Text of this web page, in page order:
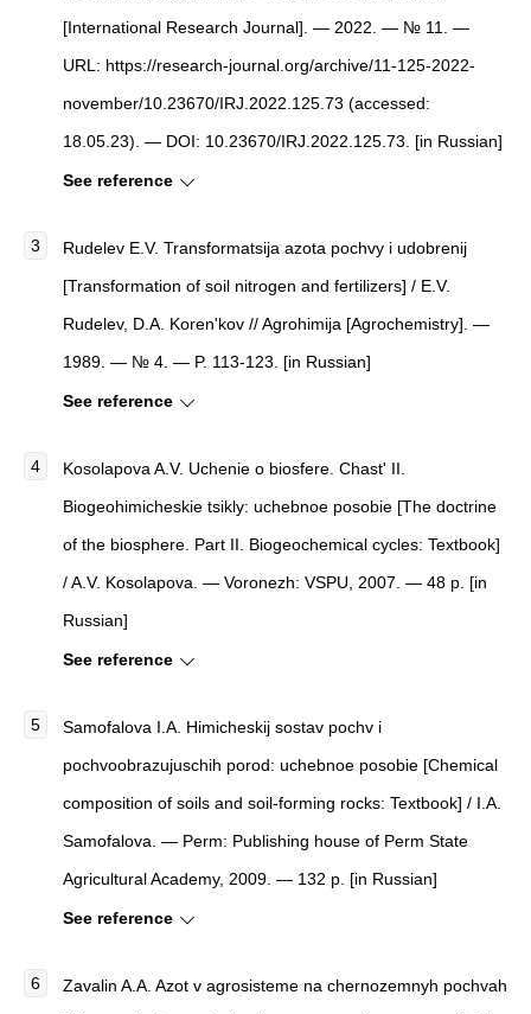
[International Research Journal]. — 2022. — № 11. —
URL: https://research-journal.org/archive/11-125-2022-
november/10.23670/IRJ.2022.125.73 (accessed:
18.05.23). — DOI: 10.23670/IRJ.2022.125.73. [in Russian]
See reference
Rudelev E.V. Transformatsija azota pochvy i udobrenij
[Transformation of soil nitrogen and fertilizers] / E.V.
Rudelev, D.A. Koren'kov // Agrohimija [Agrochemistry]. —
1989. — № 4. — P. 113-123. [in Russian]
See reference
Kosolapova A.V. Uchenie o biosfere. Chast' II.
Biogeohimicheskie tsikly: uchebnoe posobie [The doctrine
of the biosphere. Part II. Biogeochemical cycles: Textbook]
/ A.V. Kosolapova. — Voronezh: VSPU, 2007. — 48 p. [in
Russian]
See reference
Samofalova I.A. Himicheskij sostav pochv i
pochvoobrazujuschih porod: uchebnoe posobie [Chemical
composition of soils and soil-forming rocks: Textbook] / I.A.
Samofalova. — Perm: Publishing house of Perm State
Agricultural Academy, 2009. — 132 p. [in Russian]
See reference
Zavalin A.A. Azot v agrosisteme na chernozemnyh pochvah